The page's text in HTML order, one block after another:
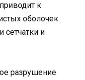
к
оболочек
сетчатки и
разрушение